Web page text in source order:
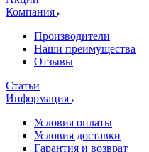
Компания
Производители
Наши преимущества
Отзывы
Статьи
Информация
Условия оплаты
Условия доставки
Гарантия и возврат